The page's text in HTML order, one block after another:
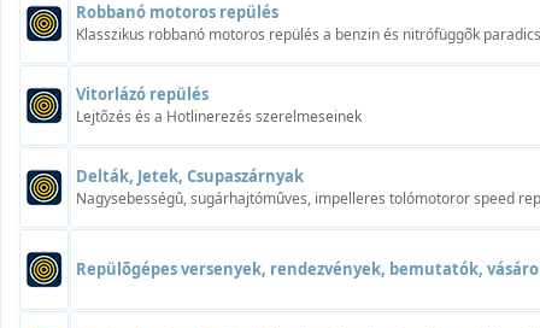
Robbanó motoros repülés
Klasszikus robbanó motoros repülés a benzin és nitrófüggõk
Vitorlázó repülés
Lejtõzés és a Hotlinerezés szerelmeseinek
Delták, Jetek, Csupaszárnyak
Nagysebességû, sugárhajtómûves, impelleres tolómotoror speed
Repülõgépes versenyek, rendezvények, bemutatók,